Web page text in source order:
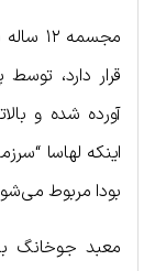
قرار دارد،
آورده شده و
اینکه لهاسا
بودا مربوط
معبد جوخانگ